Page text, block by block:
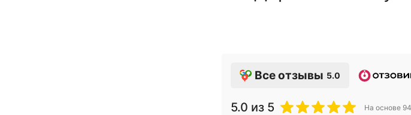
Все отзывы 5.0
5.0 из 5 На основе